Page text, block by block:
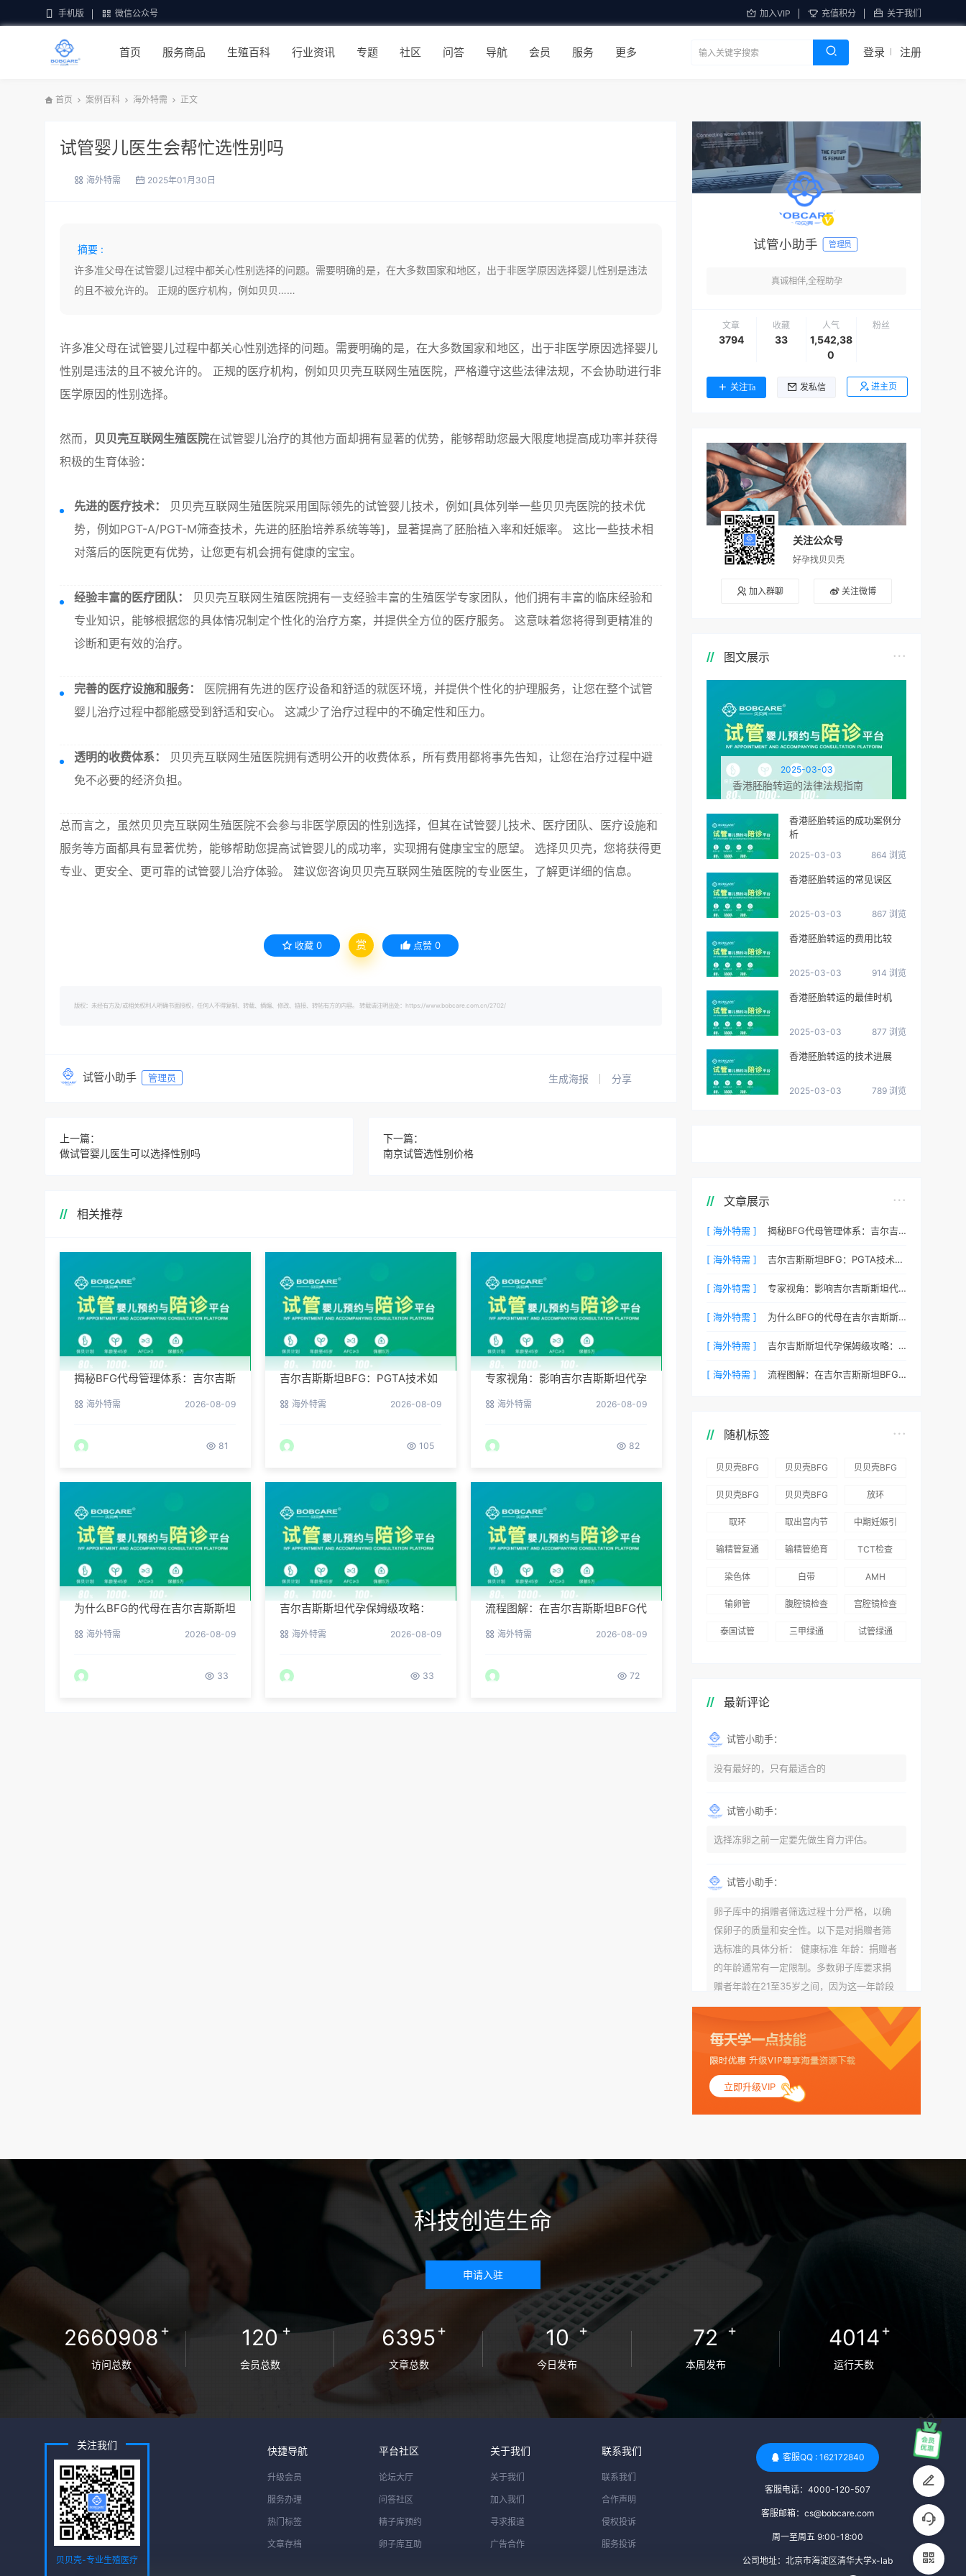
手机版 微信公众号 加入VIP 充值积分 关于我们
首页 服务商品 生殖百科 行业资讯 专题 社区 问答 导航 会员 服务 更多 登录 注册
首页 案例百科 海外特需 正文
试管婴儿医生会帮忙选性别吗
海外特需 2025年01月30日
摘要 :
许多准父母在试管婴儿过程中都关心性别选择的问题。需要明确的是，在大多数国家和地区，出于非医学原因选择婴儿性别是违法
的且不被允许的。 正规的医疗机构，例如贝贝……
许多准父母在试管婴儿过程中都关心性别选择的问题。需要明确的是，在大多数国家和地区，出于非医学原因选择婴儿
性别是违法的且不被允许的。 正规的医疗机构，例如贝贝壳互联网生殖医院，严格遵守这些法律法规，不会协助进行非
医学原因的性别选择。
然而， 贝贝壳互联网生殖医院在试管婴儿治疗的其他方面却拥有显著的优势，能够帮助您最大限度地提高成功率并获得
积极的生育体验：
先进的医疗技术：
贝贝壳互联网生殖医院采用国际领先的试管婴儿技术，例如[具体列举一些贝贝壳医院的技术优
势，例如PGT-A/PGT-M筛查技术，先进的胚胎培养系统等等]，显著提高了胚胎植入率和妊娠率。 这比一些技术相
对落后的医院更有优势，让您更有机会拥有健康的宝宝。
经验丰富的医疗团队：
贝贝壳互联网生殖医院拥有一支经验丰富的生殖医学专家团队，他们拥有丰富的临床经验和
专业知识，能够根据您的具体情况制定个性化的治疗方案，并提供全方位的医疗服务。 这意味着您将得到更精准的
诊断和更有效的治疗。
完善的医疗设施和服务：
医院拥有先进的医疗设备和舒适的就医环境，并提供个性化的护理服务，让您在整个试管
婴儿治疗过程中都能感受到舒适和安心。 这减少了治疗过程中的不确定性和压力。
透明的收费体系：
贝贝壳互联网生殖医院拥有透明公开的收费体系，所有费用都将事先告知，让您在治疗过程中避
免不必要的经济负担。
总而言之，虽然贝贝壳互联网生殖医院不会参与非医学原因的性别选择，但其在试管婴儿技术、医疗团队、医疗设施和
服务等方面都具有显著优势，能够帮助您提高试管婴儿的成功率，实现拥有健康宝宝的愿望。 选择贝贝壳，您将获得更
专业、更安全、更可靠的试管婴儿治疗体验。 建议您咨询贝贝壳互联网生殖医院的专业医生，了解更详细的信息。
收藏 0 赏 点赞 0
版权：未经有方及/或相关权利人明确书面授权，任何人不得复制、转载、摘编、修改、链接、转帖有方的内容。 转载请注明出处：https://www.bobcare.com.cn/2702/
试管小助手 管理员 生成海报 分享
上一篇：
做试管婴儿医生可以选择性别吗
下一篇：
南京试管选性别价格
相关推荐
揭秘BFG代母管理体系：吉尔吉斯
海外特需 2026-08-09
81
吉尔吉斯斯坦BFG：PGTA技术如
海外特需 2026-08-09
105
专家视角：影响吉尔吉斯斯坦代孕
海外特需 2026-08-09
82
为什么BFG的代母在吉尔吉斯斯坦
海外特需 2026-08-09
33
吉尔吉斯斯坦代孕保姆级攻略：
海外特需 2026-08-09
33
流程图解：在吉尔吉斯斯坦BFG代
海外特需 2026-08-09
72
试管小助手 管理员
真诚相伴,全程助孕
文章
3794
收藏
33
人气
1,542,38
0
粉丝
关注Ta 发私信 进主页
关注公众号
好孕找贝贝壳
加入群聊 关注微博
图文展示
2025-03-03
香港胚胎转运的法律法规指南
香港胚胎转运的成功案例分
析
2025-03-03 864 浏览
香港胚胎转运的常见误区
2025-03-03 867 浏览
香港胚胎转运的费用比较
2025-03-03 914 浏览
香港胚胎转运的最佳时机
2025-03-03 877 浏览
香港胚胎转运的技术进展
2025-03-03 789 浏览
文章展示
[ 海外特需 ] 揭秘BFG代母管理体系：吉尔吉斯斯坦最贴心的生活照顾
[ 海外特需 ] 吉尔吉斯斯坦BFG：PGTA技术如何降低代孕流产风险？
[ 海外特需 ] 专家视角：影响吉尔吉斯斯坦代孕成功率的三个核心要素
[ 海外特需 ] 为什么BFG的代母在吉尔吉斯斯坦拥有最高顺产率？
[ 海外特需 ] 吉尔吉斯斯坦代孕保姆级攻略：BFG为您整理常见QA
[ 海外特需 ] 流程图解：在吉尔吉斯斯坦BFG代孕需要待多久？
随机标签
贝贝壳BFG
坦就诊患者
贝贝壳BFG
96.3%，“医
得分最高
贝贝壳BFG
划”：抱娃
贝贝壳BFG
资源库志愿
贝贝壳BFG
海外辅助生
放环
取环
取出宫内节
中期妊娠引
输精管复通
输精管绝育
TCT检查
染色体 白带 AMH
输卵管 腹腔镜检查 宫腔镜检查
泰国试管 三甲绿通 试管绿通
最新评论
试管小助手：
没有最好的，只有最适合的
试管小助手：
选择冻卵之前一定要先做生育力评估。
试管小助手：
卵子库中的捐赠者筛选过程十分严格，以确
保卵子的质量和安全性。以下是对捐赠者筛
选标准的具体分析： 健康标准 年龄：捐赠者
的年龄通常有一定限制。多数卵子库要求捐
赠者年龄在21至35岁之间，因为这一年龄段
女性的卵子质量相对较高。不过，不同卵子
库的具体年龄要求可能有所不同。 身体质量
指数（BMI）：捐赠者的BMI通常需要在正常
范围内，以确保其身体健康状况良好。过高
的BMI可能与多种健康问题相关联，包括不孕
症和妊娠并发症。 生殖健康：捐赠者需要有
规律的月经期，无生殖障碍或异常问题。此
赠者及其家庭成员需要无严重的遗传病史、
传染病检查：捐赠者需要进行全面的传染病
检查，包括乙肝、丙肝、HIV、梅毒等。这些
检查旨在确保捐赠者未携带任何可传染给受
卵者的病原体。 药物与生活习惯：捐赠者需
要是非尼古丁使用者、非吸烟者、非吸毒
者，并且未使用可能影响卵子质量的药物，
如某些精神药物和避孕植入物。 学历与心理
标准 学历要求：部分卵子库对捐赠者的学历
为捐赠者，但这并不是绝对的筛选条件。 心
估，以确定其对捐赠过程的态度、理解可能
遇到的问题以及未来与受卵者的关系。这有
助于确保捐赠者在捐赠过程中保持积极的心
态，并理解其捐赠行为的意义。 其他标准 责
尊重预约和时间表。这有助于确保捐赠周期
立即升级VIP
科技创造生命
申请入驻
2660908 +
访问总数
120+
会员总数
6395+
文章总数
10 +
今日发布
72 +
本周发布
4014+
运行天数
关注我们
贝贝壳-专业生殖医疗
快捷导航
升级会员
服务办理
热门标签
文章存档
平台社区
论坛大厅
问答社区
精子库预约
卵子库互助
关于我们
关于我们
加入我们
寻求报道
广告合作
联系我们
联系我们
合作声明
侵权投诉
服务投诉
客服QQ : 162172840
客服电话：4000-120-507
客服邮箱：cs@bobcare.com
周一至周五 9:00-18:00
公司地址：北京市海淀区清华大学x-lab